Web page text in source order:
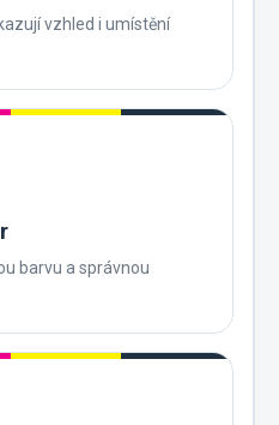
vzhled i umístění
barvu a správnou